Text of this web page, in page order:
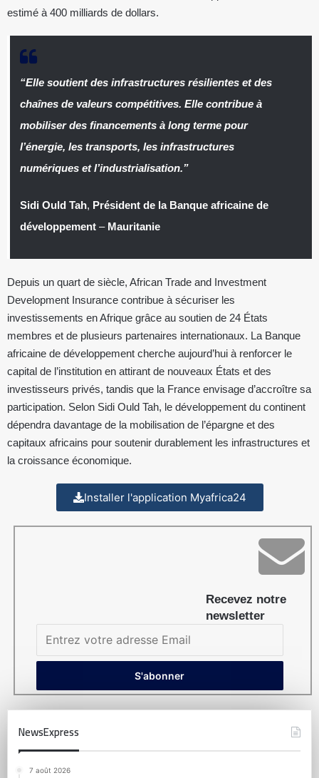
estimé à 400 milliards de dollars.
“Elle soutient des infrastructures résilientes et des
chaînes de valeurs compétitives. Elle contribue à
mobiliser des financements à long terme pour
l’énergie, les transports, les infrastructures
numériques et l’industrialisation.”
Sidi Ould Tah, Président de la Banque africaine de
développement – Mauritanie
Depuis un quart de siècle, African Trade and Investment
Development Insurance contribue à sécuriser les
investissements en Afrique grâce au soutien de 24 États
membres et de plusieurs partenaires internationaux. La Banque
africaine de développement cherche aujourd’hui à renforcer le
capital de l’institution en attirant de nouveaux États et des
investisseurs privés, tandis que la France envisage d’accroître sa
participation. Selon Sidi Ould Tah, le développement du continent
dépendra davantage de la mobilisation de l’épargne et des
capitaux africains pour soutenir durablement les infrastructures et
la croissance économique.
Installer l'application Myafrica24
Recevez notre
newsletter
NewsExpress
7 août 2026